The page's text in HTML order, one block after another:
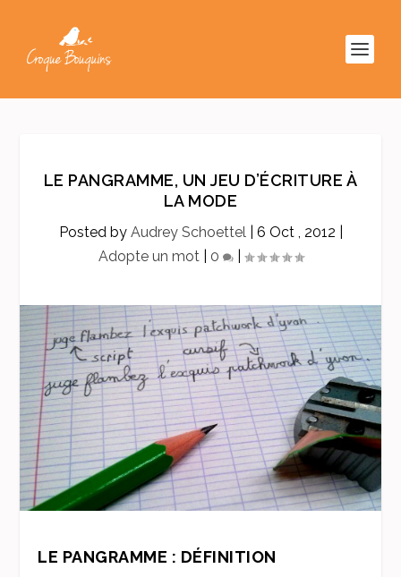
LE PANGRAMME, UN JEU D’ÉCRITURE À
LA MODE
Posted by Audrey Schoettel| 6 Oct , 2012
Adopte un mot| 0 |
LE PANGRAMME : DÉFINITION